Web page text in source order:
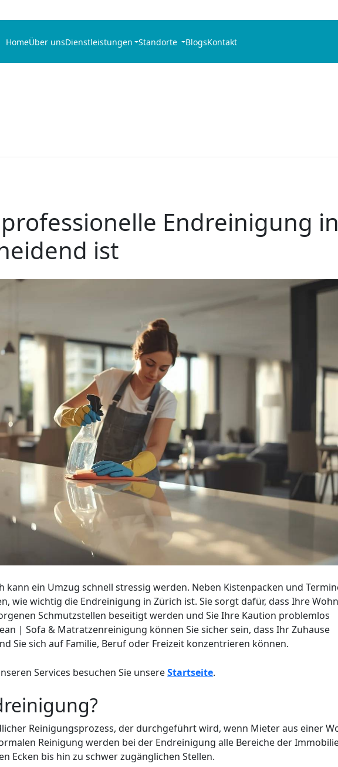
HomeÜber unsDienstleistungen Standorte BlogsKontakt
Endreinigung
ist
kann ein Umzug schnell stressig werden. Neben Kistenpacken und
wie wichtig die Endreinigung in Zürich ist. Sie sorgt dafür, dass Ihre
Schmutzstellen beseitigt werden und Sie Ihre Kaution problemlos
| Sofa & Matratzenreinigung können Sie sicher sein, dass Ihr Zuhause
Sie sich auf Familie, Beruf oder Freizeit konzentrieren können.
Services besuchen Sie unsereStartseite.
Reinigungsprozess, der durchgeführt wird, wenn Mieter aus einer
Reinigung werden bei der Endreinigung alle Bereiche der
Ecken bis hin zu schwer zugänglichen Stellen.